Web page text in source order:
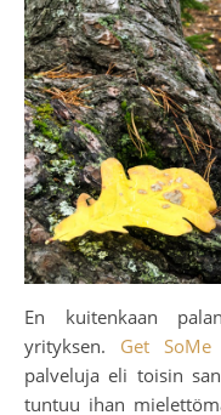
En kuitenkaan
yrityksen. Get SoMe
palveluja eli toisin
tuntuu ihan